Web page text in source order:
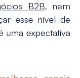
B2B, nem
esse nível de
uma expectativa